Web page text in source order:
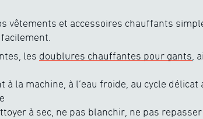
vêtements et accessoires chauffants
les doublures chauffantes pour gants ,
à la machine, à l’eau froide, au cycle délicat
à sec, ne pas blanchir, ne pas